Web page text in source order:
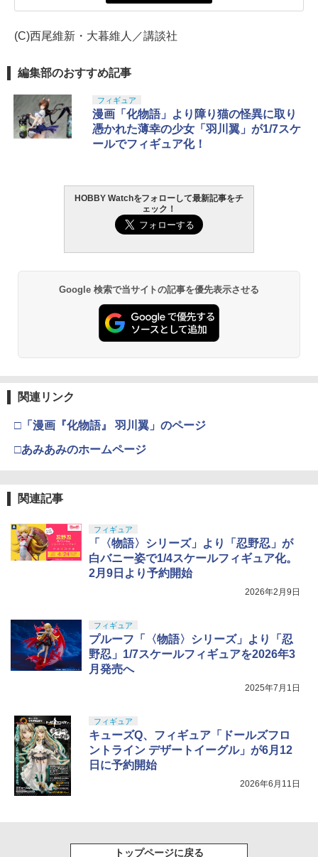
(C)西尾維新・大暮維人／講談社
編集部のおすすめ記事
フィギュア
漫画「化物語」より障り猫の怪異に取り
憑かれた薄幸の少女「羽川翼」が1/7スケ
ールでフィギュア化！
HOBBY Watchをフォローして最新記事をチ
ェック！
Google 検索で当サイトの記事を優先表示させる
関連リンク
□「漫画『化物語』 羽川翼」のページ
□あみあみのホームページ
関連記事
フィギュア
「〈物語〉シリーズ」より「忍野忍」が
白バニー姿で1/4スケールフィギュア化。
2月9日より予約開始
2026年2月9日
フィギュア
プルーフ「〈物語〉シリーズ」より「忍
野忍」1/7スケールフィギュアを2026年3
月発売へ
2025年7月1日
フィギュア
キューズQ、フィギュア「ドールズフロ
ントライン デザートイーグル」が6月12
日に予約開始
2026年6月11日
トップページに戻る